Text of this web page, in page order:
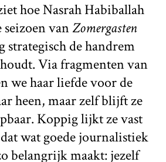
hoe Nasrah Habiballah
seizoen vanZomergasten
strategisch de handrem
Via fragmenten van
we haar liefde voor de
heen, maar zelf blijft ze
Koppig lijkt ze vast
wat goede journalistiek
belangrijk maakt: jezelf